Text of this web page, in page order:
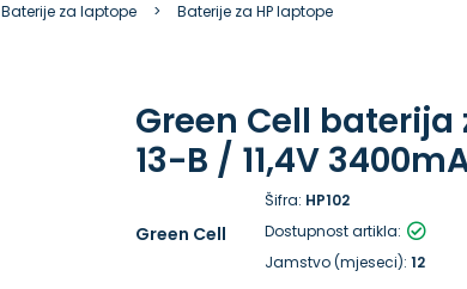
Baterije za laptope Baterije za HP laptope
Green Cell baterija
13-B / 11,4V
Green Cell
Šifra: HP102
Dostupnost artikla:
Jamstvo (mjeseci): 12